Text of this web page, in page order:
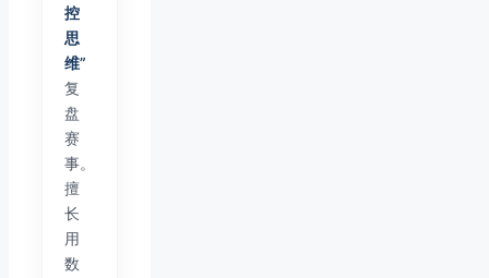
控
思
维”
复
盘
赛
事。
擅
长
用
数